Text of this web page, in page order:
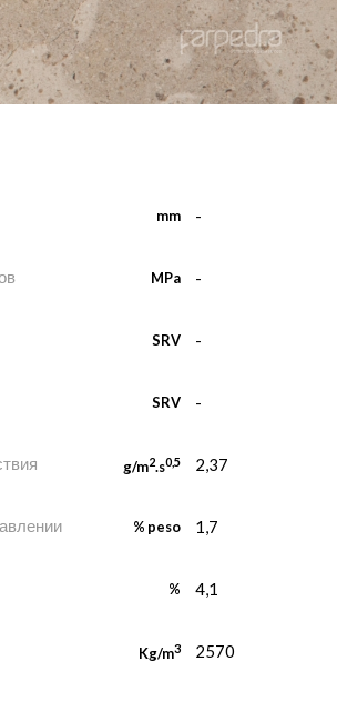
mm -
MPa -
SRV -
SRV -
g/m2.s0,5 2,37
% peso 1,7
% 4,1
Kg/m3 2570